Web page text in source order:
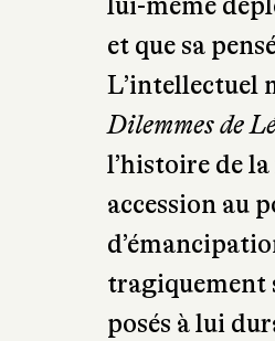
bolcheviks en
par les
Staline, et ce
Une bande
Si Lénine
lui-même
et que sa
L’intellectuel